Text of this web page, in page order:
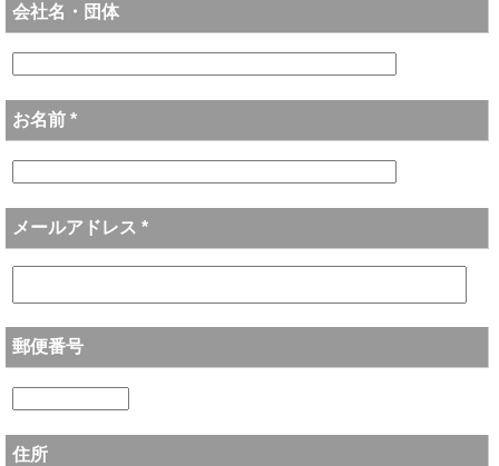
会社名・団体
お名前 *
メールアドレス *
郵便番号
住所